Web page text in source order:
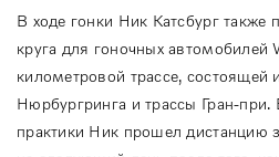
В ходе гонки Ник Катсбург также
круга для гоночных автомобилей
километровой трассе, состоящей
Нюрбургринга и трассы Гран-
практики Ник прошел дистанцию